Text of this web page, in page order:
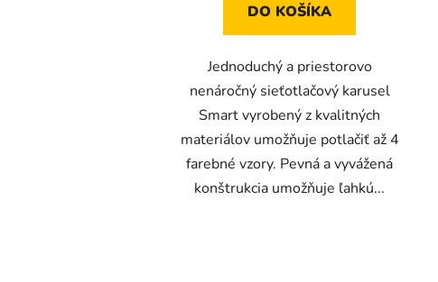
DO KOŠÍKA
Jednoduchý a priestorovo
nenáročný sieťotlačový karusel
Smart vyrobený z kvalitných
materiálov umožňuje potlačiť až 4
farebné vzory. Pevná a vyvážená
konštrukcia umožňuje ľahkú...